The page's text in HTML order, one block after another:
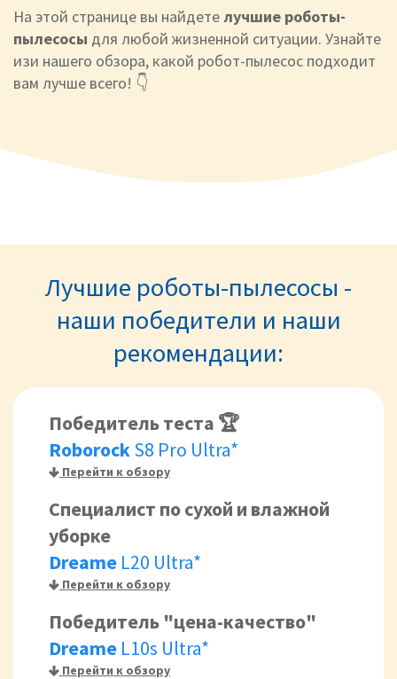
На этой странице вы найдете лучшие роботы-
пылесосы для любой жизненной ситуации. Узнайте
изи нашего обзора, какой робот-пылесос подходит
вам лучше всего! 👇
Лучшие роботы-пылесосы -
наши победители и наши
рекомендации:
Победитель теста 🏆
Roborock S8 Pro Ultra*
Перейти к обзору
Специалист по сухой и влажной
уборке
Dreame L20 Ultra*
Перейти к обзору
Победитель "цена-качество"
Dreame L10s Ultra*
Перейти к обзору